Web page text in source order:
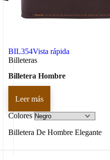
BIL354Vista rápida
Billeteras
Billetera Hombre
Leer más
Colores
Billetera De Hombre Elegante